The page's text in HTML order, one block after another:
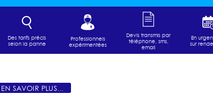
Des tarifs précis
selon la panne
Professionnels
expérimentées
Devis transmis par
téléphone, sms,
email
En
sur
EN SAVOIR PLUS...